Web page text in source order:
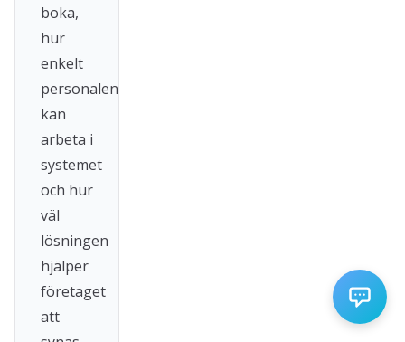
boka,
hur
enkelt
personalen
kan
arbeta i
systemet
och hur
väl
lösningen
hjälper
företaget
att